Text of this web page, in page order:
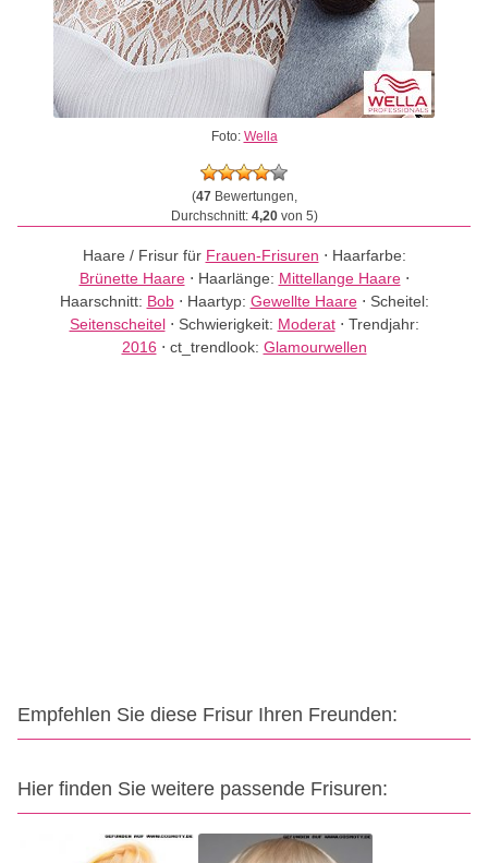
Foto: Wella
(47Bewertungen,
Durchschnitt: 4,20von 5)
Haare / Frisur für Frauen-Frisuren ⋅ Haarfarbe:
Brünette Haare⋅ Haarlänge: Mittellange Haare⋅
Haarschnitt: Bob⋅ Haartyp: Gewellte Haare⋅ Scheitel:
Seitenscheitel⋅ Schwierigkeit: Moderat⋅ Trendjahr:
2016 ⋅ ct_trendlook: Glamourwellen
Empfehlen Sie diese Frisur Ihren Freunden:
Hier finden Sie weitere passende Frisuren: